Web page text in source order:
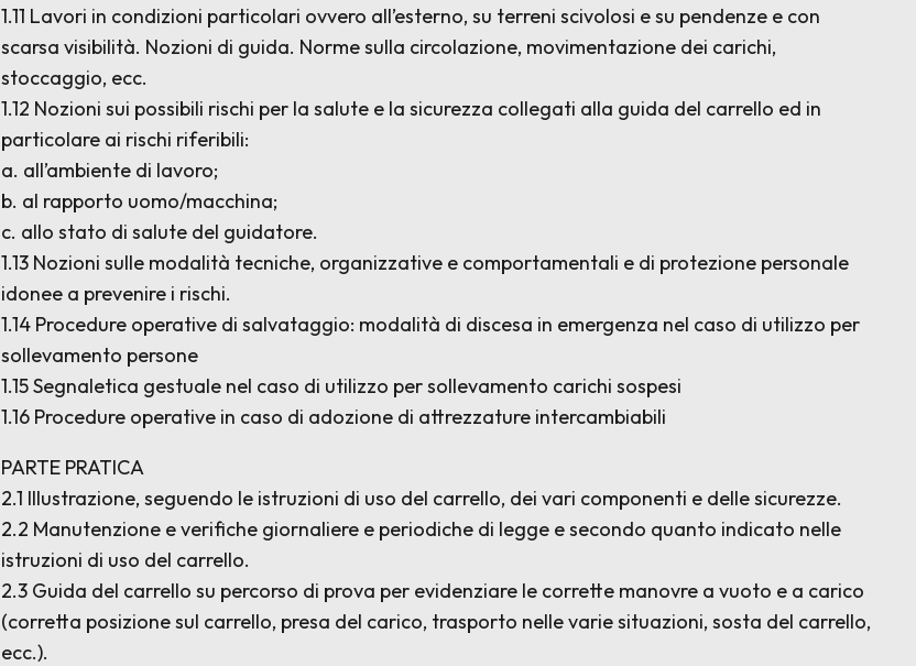
1.11 Lavori in condizioni particolari ovvero all’esterno, su terreni scivolosi e su pendenze e con
scarsa visibilità. Nozioni di guida. Norme sulla circolazione, movimentazione dei carichi,
stoccaggio, ecc.
1.12 Nozioni sui possibili rischi per la salute e la sicurezza collegati alla guida del carrello ed in
particolare ai rischi riferibili:
a. all’ambiente di lavoro;
b. al rapporto uomo/macchina;
c. allo stato di salute del guidatore.
1.13 Nozioni sulle modalità tecniche, organizzative e comportamentali e di protezione personale
idonee a prevenire i rischi.
1.14 Procedure operative di salvataggio: modalità di discesa in emergenza nel caso di utilizzo per
sollevamento persone
1.15 Segnaletica gestuale nel caso di utilizzo per sollevamento carichi sospesi
1.16 Procedure operative in caso di adozione di attrezzature intercambiabili
PARTE PRATICA
2.1 Illustrazione, seguendo le istruzioni di uso del carrello, dei vari componenti e delle sicurezze.
2.2 Manutenzione e verifiche giornaliere e periodiche di legge e secondo quanto indicato nelle
istruzioni di uso del carrello.
2.3 Guida del carrello su percorso di prova per evidenziare le corrette manovre a vuoto e a carico
(corretta posizione sul carrello, presa del carico, trasporto nelle varie situazioni, sosta del carrello,
ecc.).